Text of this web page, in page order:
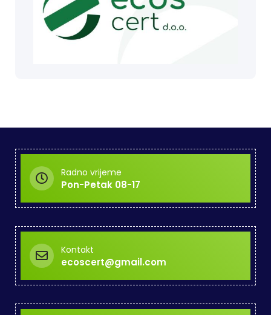
Radno vrijeme
Pon-Petak 08-17
Kontakt
ecoscert@gmail.com